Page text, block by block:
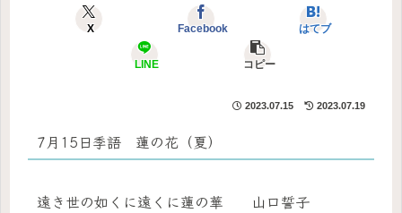
X Facebook はてブ
LINE コピー
2023.07.15 2023.07.19
7月15日季語 蓮の花（夏）
遠き世の如くに遠くに蓮の華 山口誓子